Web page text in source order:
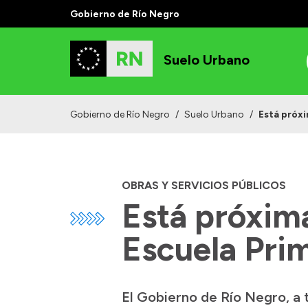
Gobierno de Río Negro
Suelo Urbano
Gobierno de Río Negro / Suelo Urbano / Está
OBRAS Y SERVICIOS PÚBLICOS
Está
Escuela
El Gobierno de Río Negro,